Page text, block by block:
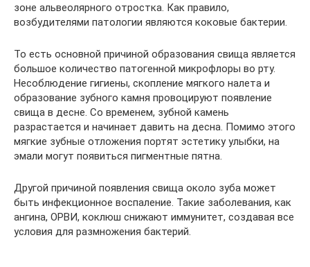
зоне альвеолярного отростка. Как правило,
возбудителями патологии являются коковые бактерии.
То есть основной причиной образования свища является
большое количество патогенной микрофлоры во рту.
Несоблюдение гигиены, скопление мягкого налета и
образование зубного камня провоцируют появление
свища в десне. Со временем, зубной камень
разрастается и начинает давить на десна. Помимо этого
мягкие зубные отложения портят эстетику улыбки, на
эмали могут появиться пигментные пятна.
Другой причиной появления свища около зуба может
быть инфекционное воспаление. Такие заболевания, как
ангина, ОРВИ, коклюш снижают иммунитет, создавая все
условия для размножения бактерий.